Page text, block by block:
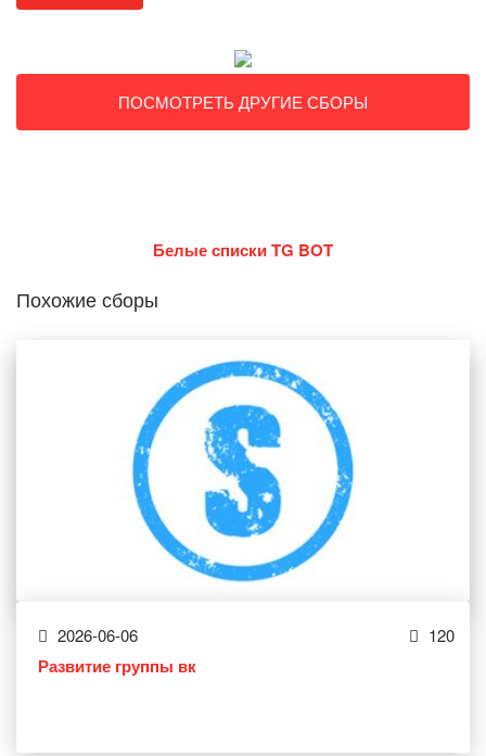
ПОСМОТРЕТЬ ДРУГИЕ СБОРЫ
Белые списки TG BOT
Похожие сборы
2026-06-06 120
Развитие группы вк